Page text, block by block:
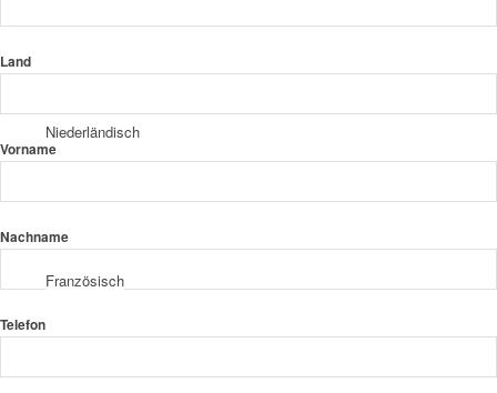
Niederländisch
Französisch
Land
Vorname
Nachname
Telefon